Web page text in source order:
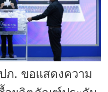
. ขอแสดงความ